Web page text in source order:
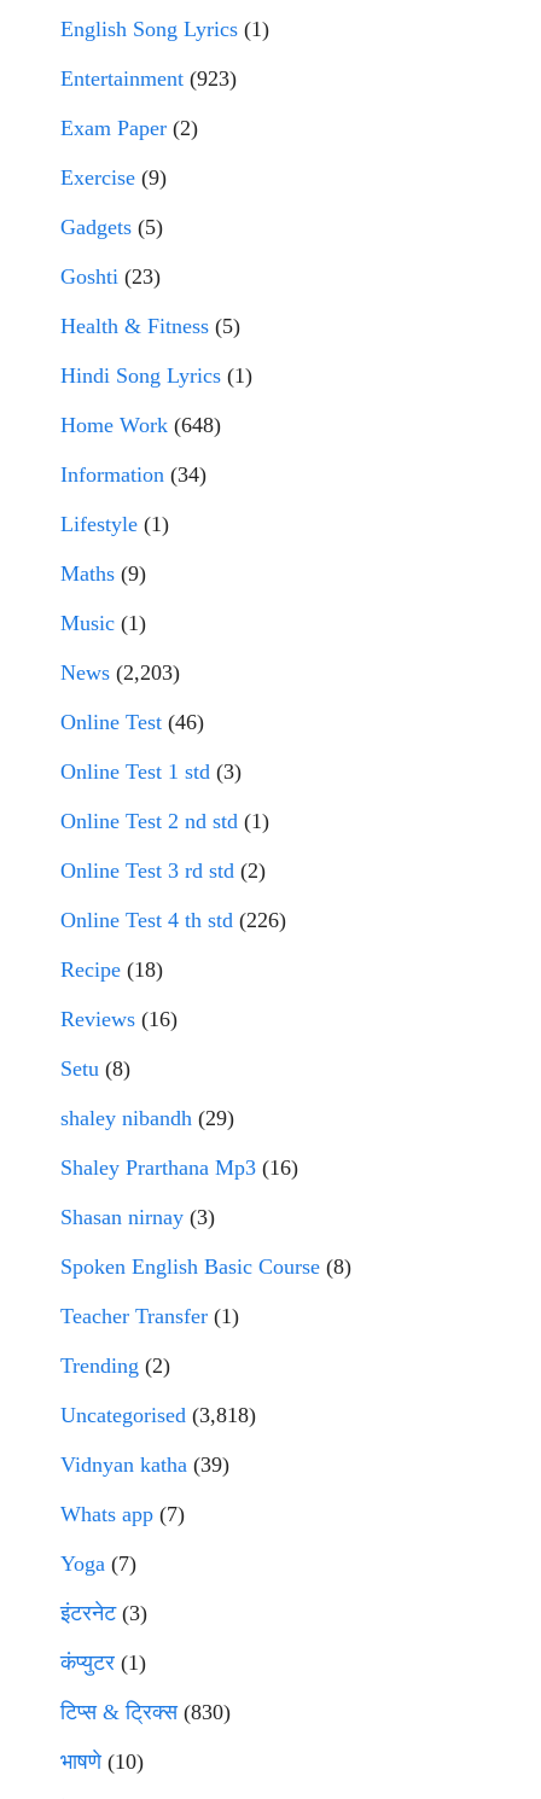
English Song Lyrics (1)
Entertainment (923)
Exam Paper (2)
Exercise (9)
Gadgets (5)
Goshti (23)
Health & Fitness (5)
Hindi Song Lyrics (1)
Home Work (648)
Information (34)
Lifestyle (1)
Maths (9)
Music (1)
News (2,203)
Online Test (46)
Online Test 1 std (3)
Online Test 2 nd std (1)
Online Test 3 rd std (2)
Online Test 4 th std (226)
Recipe (18)
Reviews (16)
Setu (8)
shaley nibandh (29)
Shaley Prarthana Mp3 (16)
Shasan nirnay (3)
Spoken English Basic Course (8)
Teacher Transfer (1)
Trending (2)
Uncategorised (3,818)
Vidnyan katha (39)
Whats app (7)
Yoga (7)
इंटरनेट(3)
कंप्युटर (1)
टिप्स & ट्रिक्स(830)
भाषणे(10)